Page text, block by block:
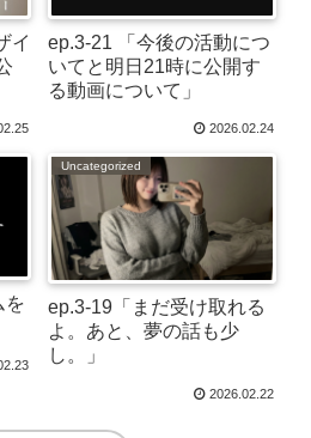
イ
ep.3-21 「今後の活動につ
いてと明日21時に公開す
る動画について」
2026.02.24
を
Uncategorized
ep.3-19「まだ受け取れる
よ。あと、夢の話も少
し。」
2026.02.22